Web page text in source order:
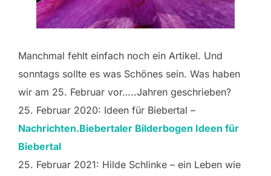
Manchmal fehlt einfach noch ein Artikel. Und
sonntags sollte es was Schönes sein. Was haben
wir am 25. Februar vor…..Jahren geschrieben?
25. Februar 2020: Ideen für Biebertal –
Nachrichten.Biebertaler Bilderbogen Ideen für
Biebertal
25. Februar 2021: Hilde Schlinke – ein Leben wie